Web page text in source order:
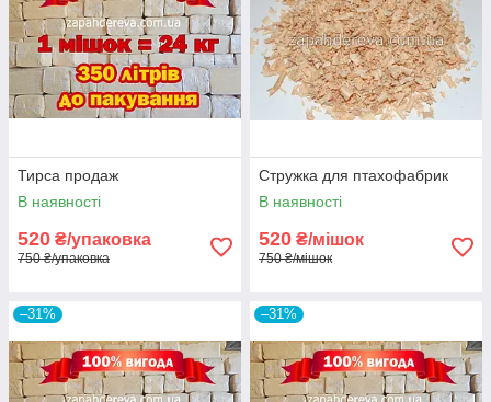
Тирса продаж
В наявності
520 ₴/упаковка
750 ₴/упаковка
Стружка для птахофабрик
В наявності
520 ₴/мішок
750 ₴/мішок
–31% –31%